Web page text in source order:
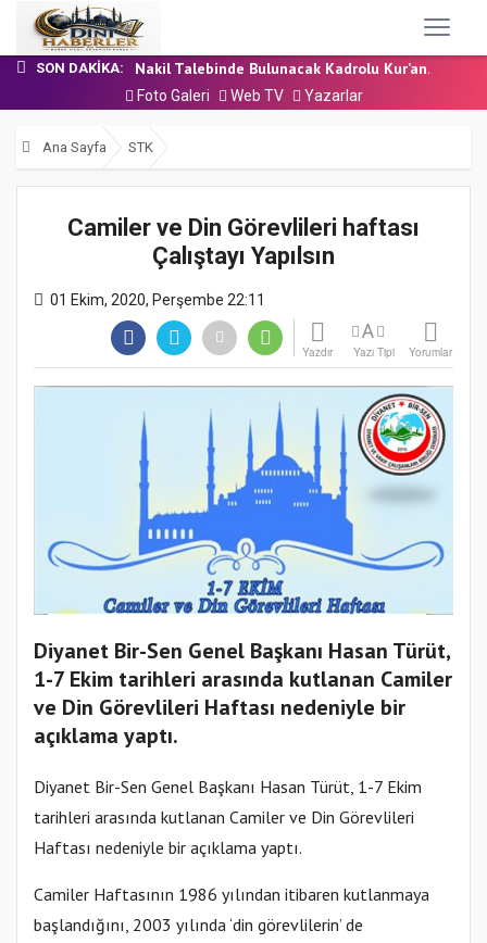
SON DAKIKA:
24 Temmuz 2026 - Cuma Hutbesi
7 Ağustos 2026 - Cuma Hutbesi
Nakil Talebinde Bulunacak Kadrolu Kur’an...
Aşçı Alımı (Kurum İçi) Sınavı (Sözlü) So...
24 Temmuz 2026 - Cuma Hutbesi
7 Ağustos 2026 - Cuma Hutbesi
Foto Galeri Web TV Yazarlar
Ana Sayfa STK
Camiler ve Din Görevlileri haftası
Çalıştayı Yapılsın
01 Ekim, 2020, Perşembe 22:11
Yazdır
A
Yazı Tipi Yorumlar
Diyanet Bir-Sen Genel Başkanı Hasan Türüt,
1-7 Ekim tarihleri arasında kutlanan Camiler
ve Din Görevlileri Haftası nedeniyle bir
açıklama yaptı.
Diyanet Bir-Sen Genel Başkanı Hasan Türüt, 1-7 Ekim
tarihleri arasında kutlanan Camiler ve Din Görevlileri
Haftası nedeniyle bir açıklama yaptı.
Camiler Haftasının 1986 yılından itibaren kutlanmaya
başlandığını, 2003 yılında ‘din görevlilerin’ de